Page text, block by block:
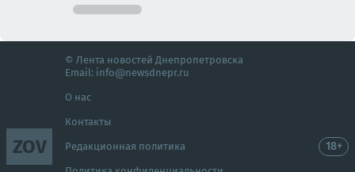
ZOV
© Лента новостей Днепропетровска
Email: info@newsdnepr.ru
О нас
Контакты
Редакционная политика 18+